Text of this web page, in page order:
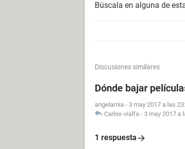
Búscala en alguna de
Discusiones similares
Dónde bajar
angelamia - 3 may 2017 a las
Carlos-vialfa - 3 may 2017 a
1 respuesta